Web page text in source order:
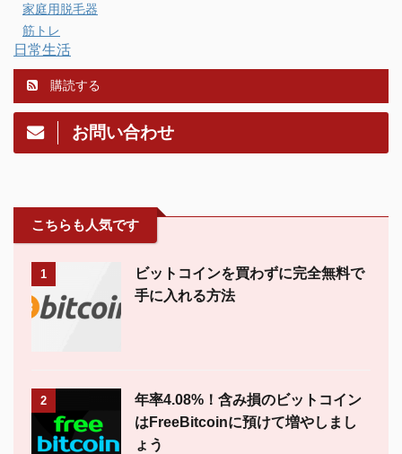
家庭用脱毛器
筋トレ
日常生活
購読する
お問い合わせ
こちらも人気です
1
ビットコインを買わずに完全無料で
手に入れる方法
2
年率4.08%！含み損のビットコイン
はFreeBitcoinに預けて増やしまし
ょう